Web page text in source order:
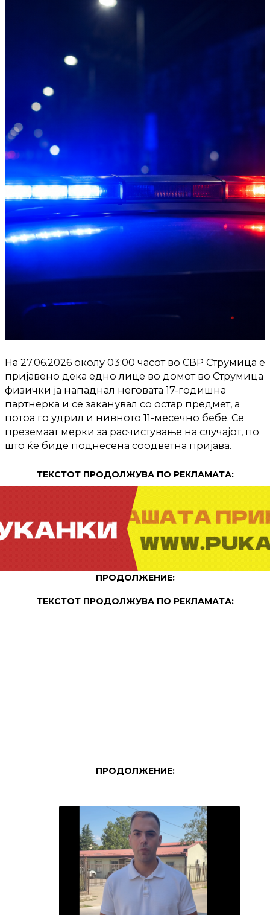
На 27.06.2026 околу 03:00 часот во СВР Струмица е
пријавено дека едно лице во домот во Струмица
физички ја нападнал неговата 17-годишна
партнерка и се заканувал со остар предмет, а
потоа го удрил и нивното 11-месечно бебе. Се
преземаат мерки за расчистување на случајот, по
што ќе биде поднесена соодветна пријава.
ТЕКСТОТ ПРОДОЛЖУВА ПО РЕКЛАМАТА:
ПРОДОЛЖЕНИЕ:
ТЕКСТОТ ПРОДОЛЖУВА ПО РЕКЛАМАТА:
ПРОДОЛЖЕНИЕ: